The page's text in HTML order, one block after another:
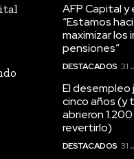
AFP Capital y
“Estamos
maximizar
pensiones”
DESTACADOS 31
El desempleo
cinco años (y
abrieron
revertirlo)
DESTACADOS 31